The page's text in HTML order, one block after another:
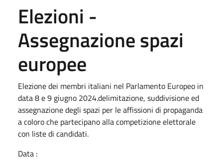
Elezioni -
Assegnazione spazi
europee
Elezione dei membri italiani nel Parlamento Europeo in
data 8 e 9 giugno 2024.delimitazione, suddivisione ed
assegnazione degli spazi per le affissioni di propaganda
a coloro che partecipano alla competizione elettorale
con liste di candidati.
Data :